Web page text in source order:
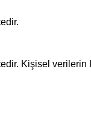
Kişisel verilerin